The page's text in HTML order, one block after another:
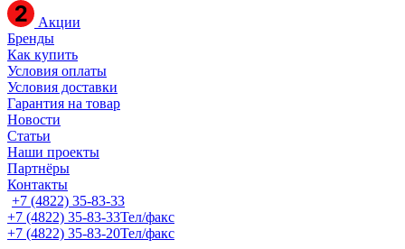
Акции
Бренды
Как купить
Условия оплаты
Условия доставки
Гарантия на товар
Новости
Статьи
Наши проекты
Партнёры
Контакты
+7 (4822) 35-83-33
+7 (4822) 35-83-33Тел/факс
+7 (4822) 35-83-20Тел/факс